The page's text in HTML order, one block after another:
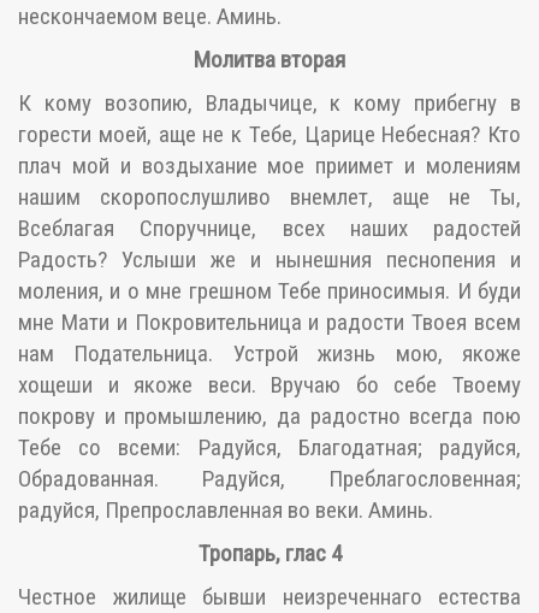
нескончаемом веце. Аминь.
Молитва вторая
К кому возопию, Владычице, к кому прибегну в
горести моей, аще не к Тебе, Царице Небесная? Кто
плач мой и воздыхание мое приимет и молениям
нашим скоропослушливо внемлет, аще не Ты,
Всеблагая Споручнице, всех наших радостей
Радость? Услыши же и нынешния песнопения и
моления, и о мне грешном Тебе приносимыя. И буди
мне Мати и Покровительница и радости Твоея всем
нам Подательница. Устрой жизнь мою, якоже
хощеши и якоже веси. Вручаю бо себе Твоему
покрову и промышлению, да радостно всегда пою
Тебе со всеми: Радуйся, Благодатная; радуйся,
Обрадованная. Радуйся, Преблагословенная;
радуйся, Препрославленная во веки. Аминь.
Тропарь, глас 4
Честное жилище бывши неизреченнаго естества